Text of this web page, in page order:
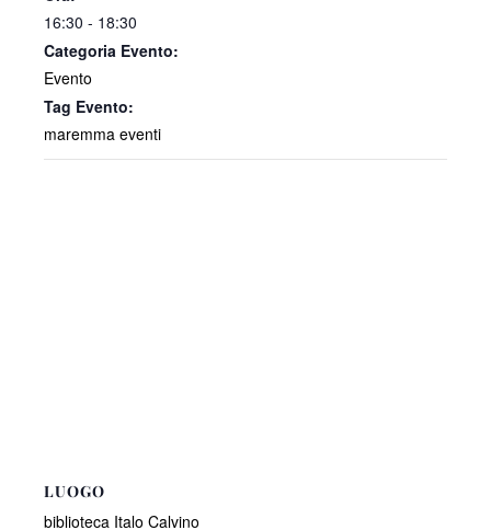
16:30 - 18:30
Categoria Evento:
Evento
Tag Evento:
maremma eventi
LUOGO
biblioteca Italo Calvino